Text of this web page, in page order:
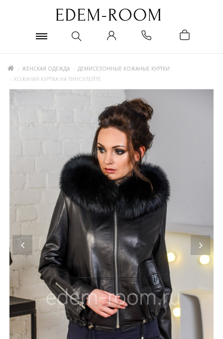
ЖЕНСКАЯ ОДЕЖДА
ДЕМИСЕЗОННЫЕ КОЖАНЫЕ КУРТКИ
КОЖАНАЯ КУРТКА НА ТИНСУЛЕЙТЕ